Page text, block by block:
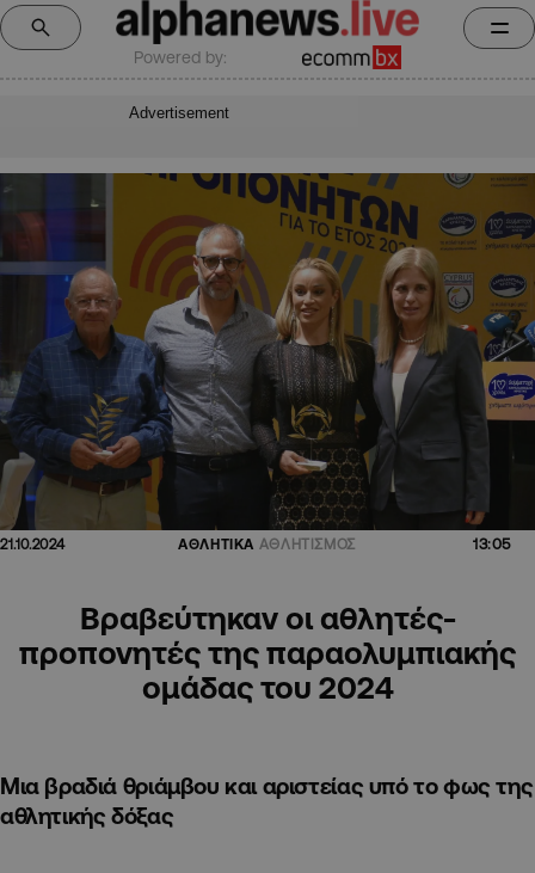
Powered by:
Advertisement
21.10.2024 ΑΘΛΗΤΙΚΑ ΑΘΛΗΤΙΣΜΟΣ 13:05
Βραβεύτηκαν οι αθλητές-
προπονητές της παραολυμπιακής
ομάδας του 2024
Μια βραδιά θριάμβου και αριστείας υπό το φως της
αθλητικής δόξας